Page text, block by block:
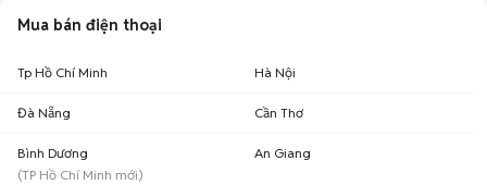
Mua bán điện thoại
Tp Hồ Chí Minh Hà Nội
Đà Nẵng Cần Thơ
Bình Dương
(TP Hồ Chí Minh mới)
An Giang